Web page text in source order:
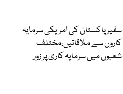
سفیر پاکستان کی امریکی سرمایہ
کاروں سے ملاقاتیں،مختلف
شعبوں میں سرمایہ کاری پر زور